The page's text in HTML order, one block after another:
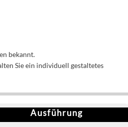
bekannt.
Sie ein individuell gestaltetes
Ausführung